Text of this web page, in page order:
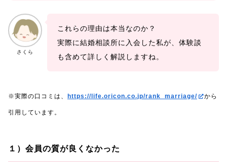
さくら
これらの理由は本当なのか？
実際に結婚相談所に入会した私が、体験談
も含めて詳しく解説しますね。
※実際の口コミは、 https://life.oricon.co.jp/rank_marriage/ から
引用しています。
１）会員の質が良くなかった